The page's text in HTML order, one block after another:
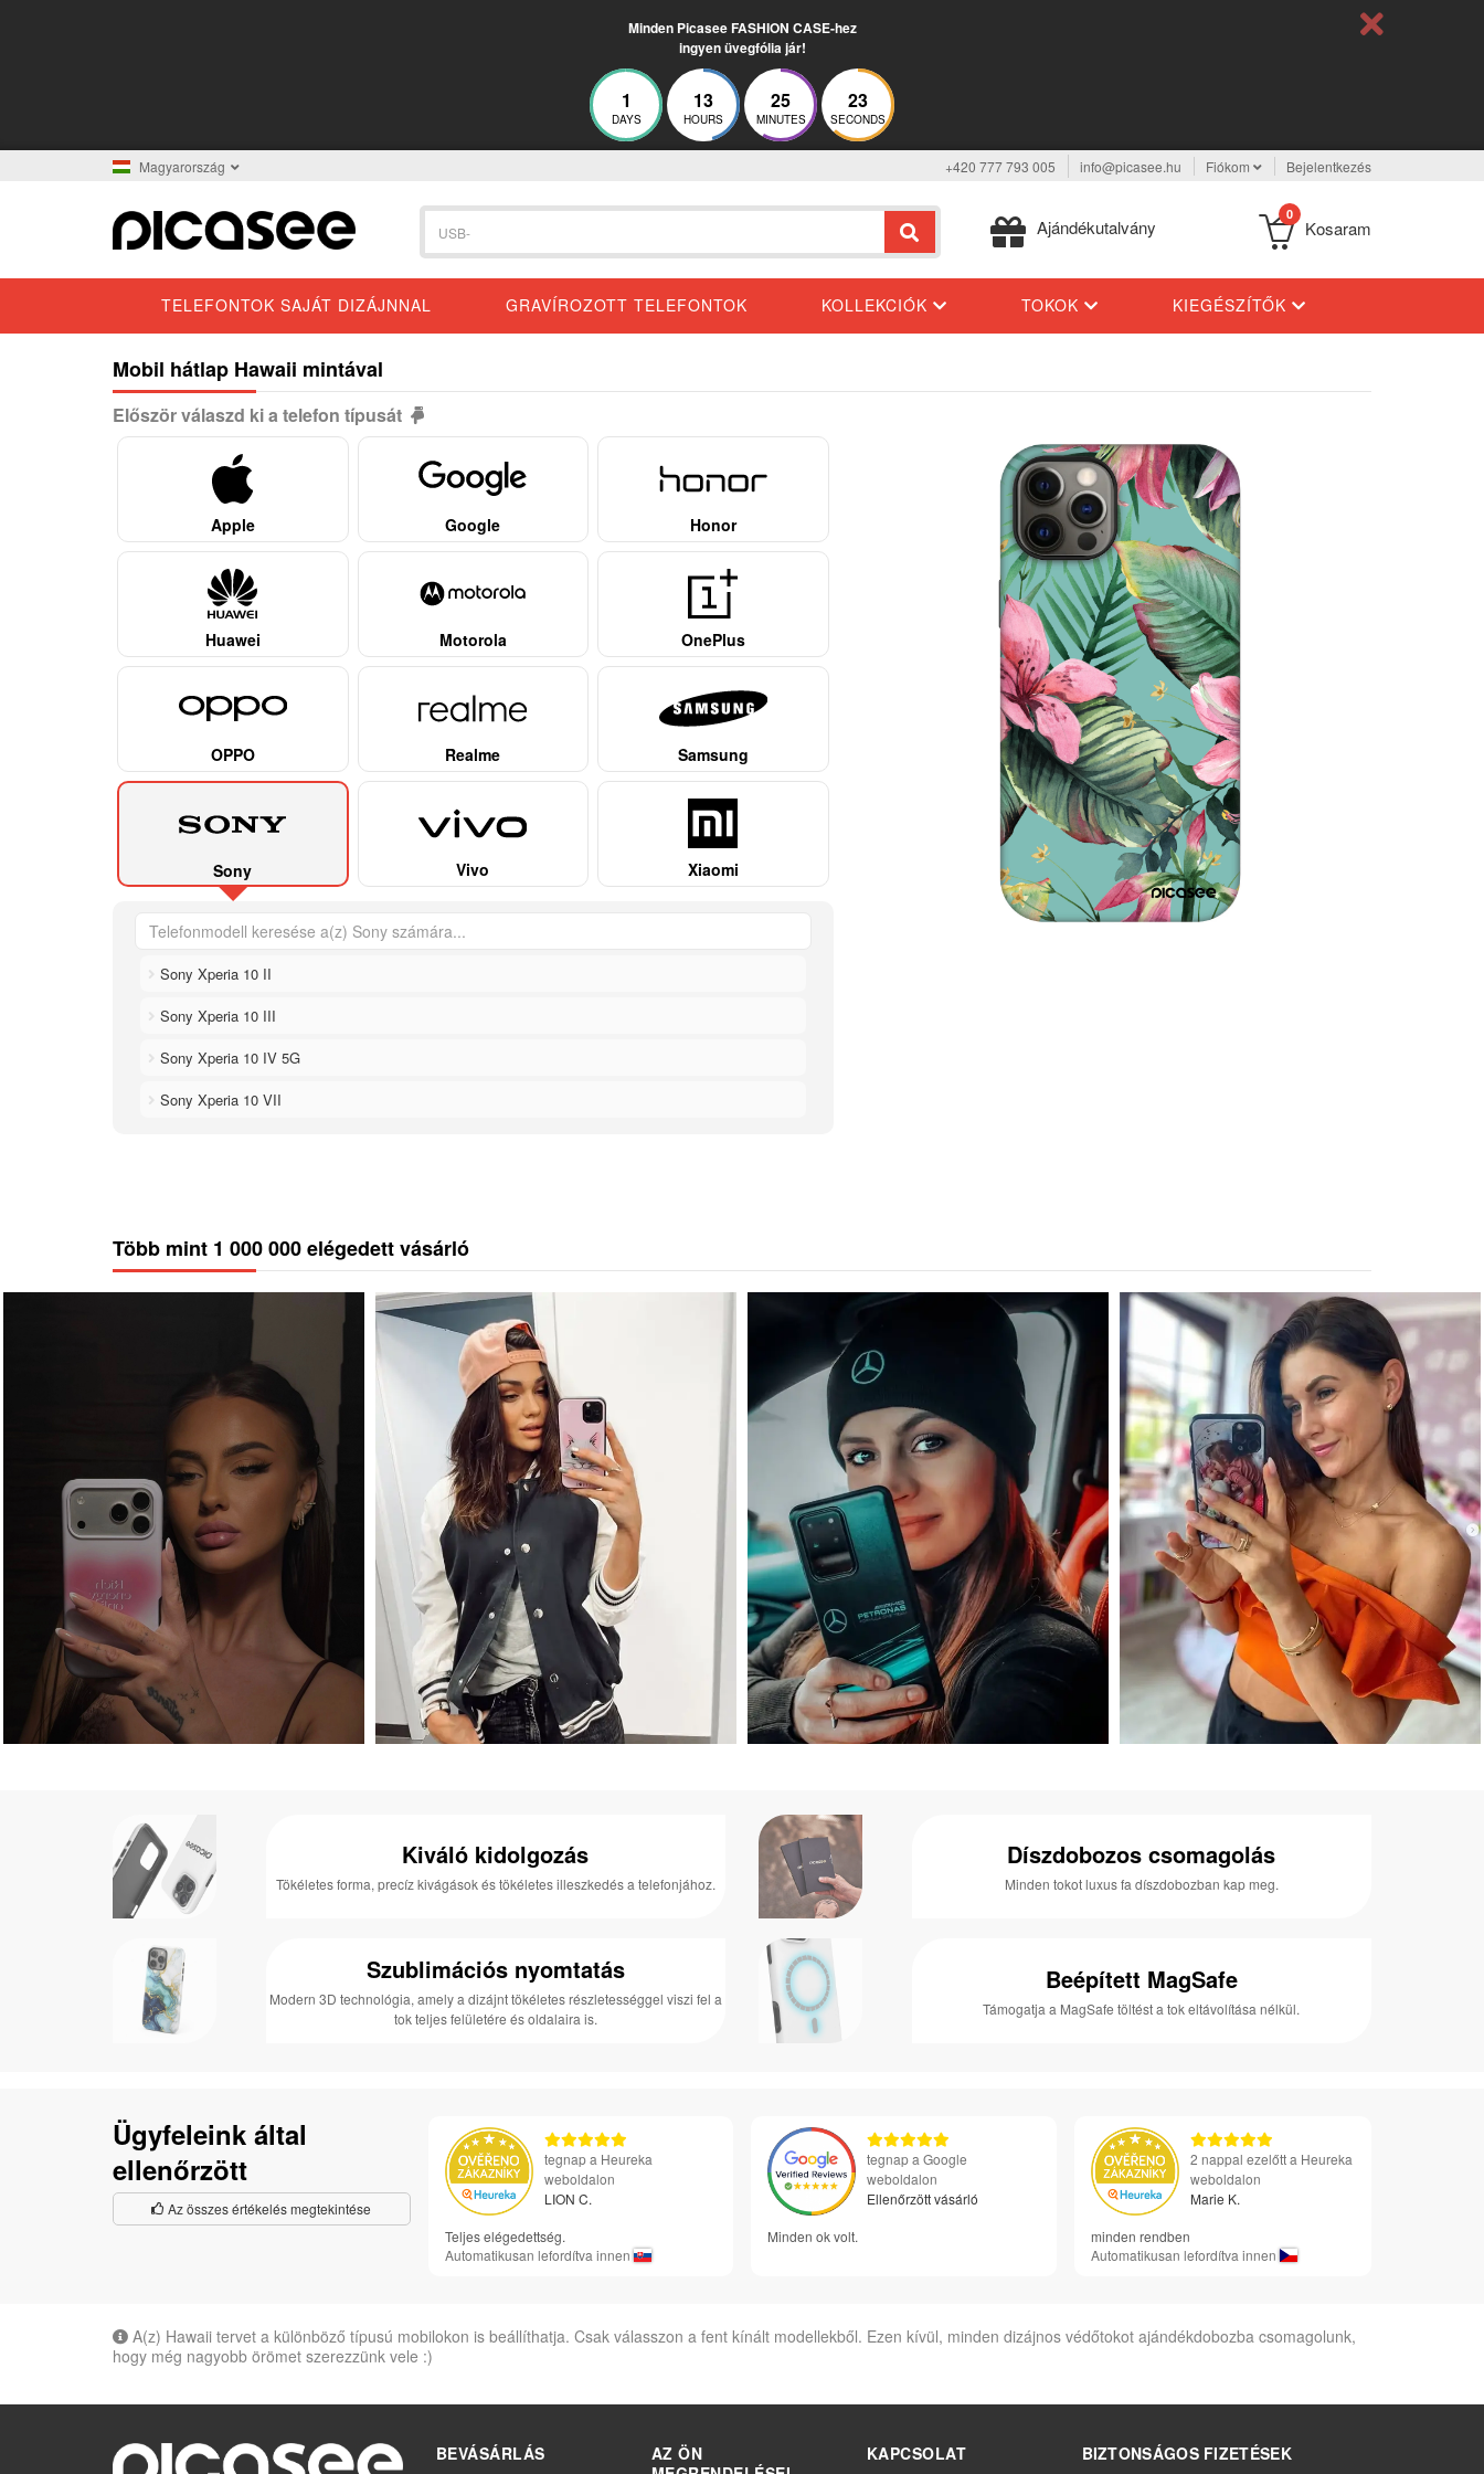
Minden Picasee FASHION CASE-hez
ingyen üvegfólia jár!
1
DAYS
13
HOURS
25
MINUTES
22
SECONDS
Magyarország +420 777 793 005 info@picasee.hu Fiókom Bejelentkezés
Ajándékutalvány
0
Kosaram
TELEFONTOK SAJÁT DIZÁJNNAL GRAVÍROZOTT TELEFONTOK KOLLEKCIÓK TOKOK KIEGÉSZÍTŐK
Mobil hátlap Hawaii mintával
Először válaszd ki a telefon típusát
Apple Google Honor
Huawei Motorola OnePlus
OPPO Realme Samsung
Sony Vivo Xiaomi
Sony Xperia 10 II
Sony Xperia 10 III
Sony Xperia 10 IV 5G
Sony Xperia 10 VII
Több mint 1 000 000 elégedett vásárló
Kiváló kidolgozás
Tökéletes forma, precíz kivágások és tökéletes illeszkedés a telefonjához.
Díszdobozos csomagolás
Minden tokot luxus fa díszdobozban kap meg.
Szublimációs nyomtatás
Modern 3D technológia, amely a dizájnt tökéletes részletességgel viszi fel a
tok teljes felületére és oldalaira is.
Beépített MagSafe
Támogatja a MagSafe töltést a tok eltávolítása nélkül.
Ügyfeleink által
ellenőrzött
Az összes értékelés megtekintése
tegnap a Heureka
weboldalon
LION C.
Teljes elégedettség.
Automatikusan lefordítva innen
tegnap a Google
weboldalon
Ellenőrzött vásárló
Minden ok volt.
2 nappal ezelőtt a Heureka
weboldalon
Marie K.
minden rendben
Automatikusan lefordítva innen
A(z) Hawaii tervet a különböző típusú mobilokon is beállíthatja. Csak válasszon a fent kínált modellekből. Ezen kívül, minden dizájnos védőtokot ajándékdobozba csomagolunk,
hogy még nagyobb örömet szerezzünk vele :)
BIZTONSÁGOS FIZETÉSEK
BEVÁSÁRLÁS
AZ ÖN
KAPCSOLAT